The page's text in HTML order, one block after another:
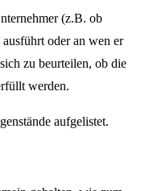
(z.B. ob
oder an wen er
zu beurteilen, ob die
werden.
aufgelistet.